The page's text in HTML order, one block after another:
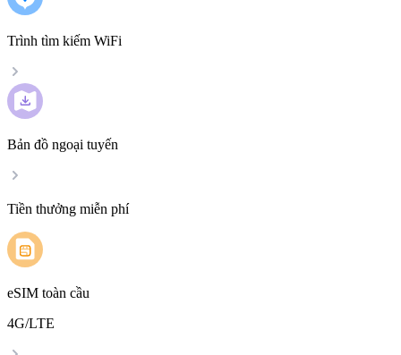
Trình tìm kiếm WiFi
Bản đồ ngoại tuyến
Tiền thưởng miễn phí
eSIM toàn cầu
4G/LTE